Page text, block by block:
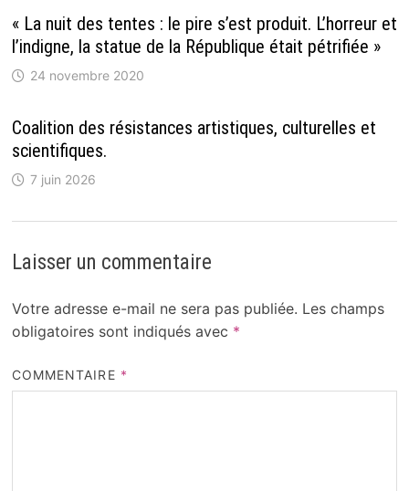
« La nuit des tentes : le pire s’est produit. L’horreur et
l’indigne, la statue de la République était pétrifiée »
24 novembre 2020
Coalition des résistances artistiques, culturelles et
scientifiques.
7 juin 2026
Laisser un commentaire
Votre adresse e-mail ne sera pas publiée. Les champs
obligatoires sont indiqués avec *
COMMENTAIRE *